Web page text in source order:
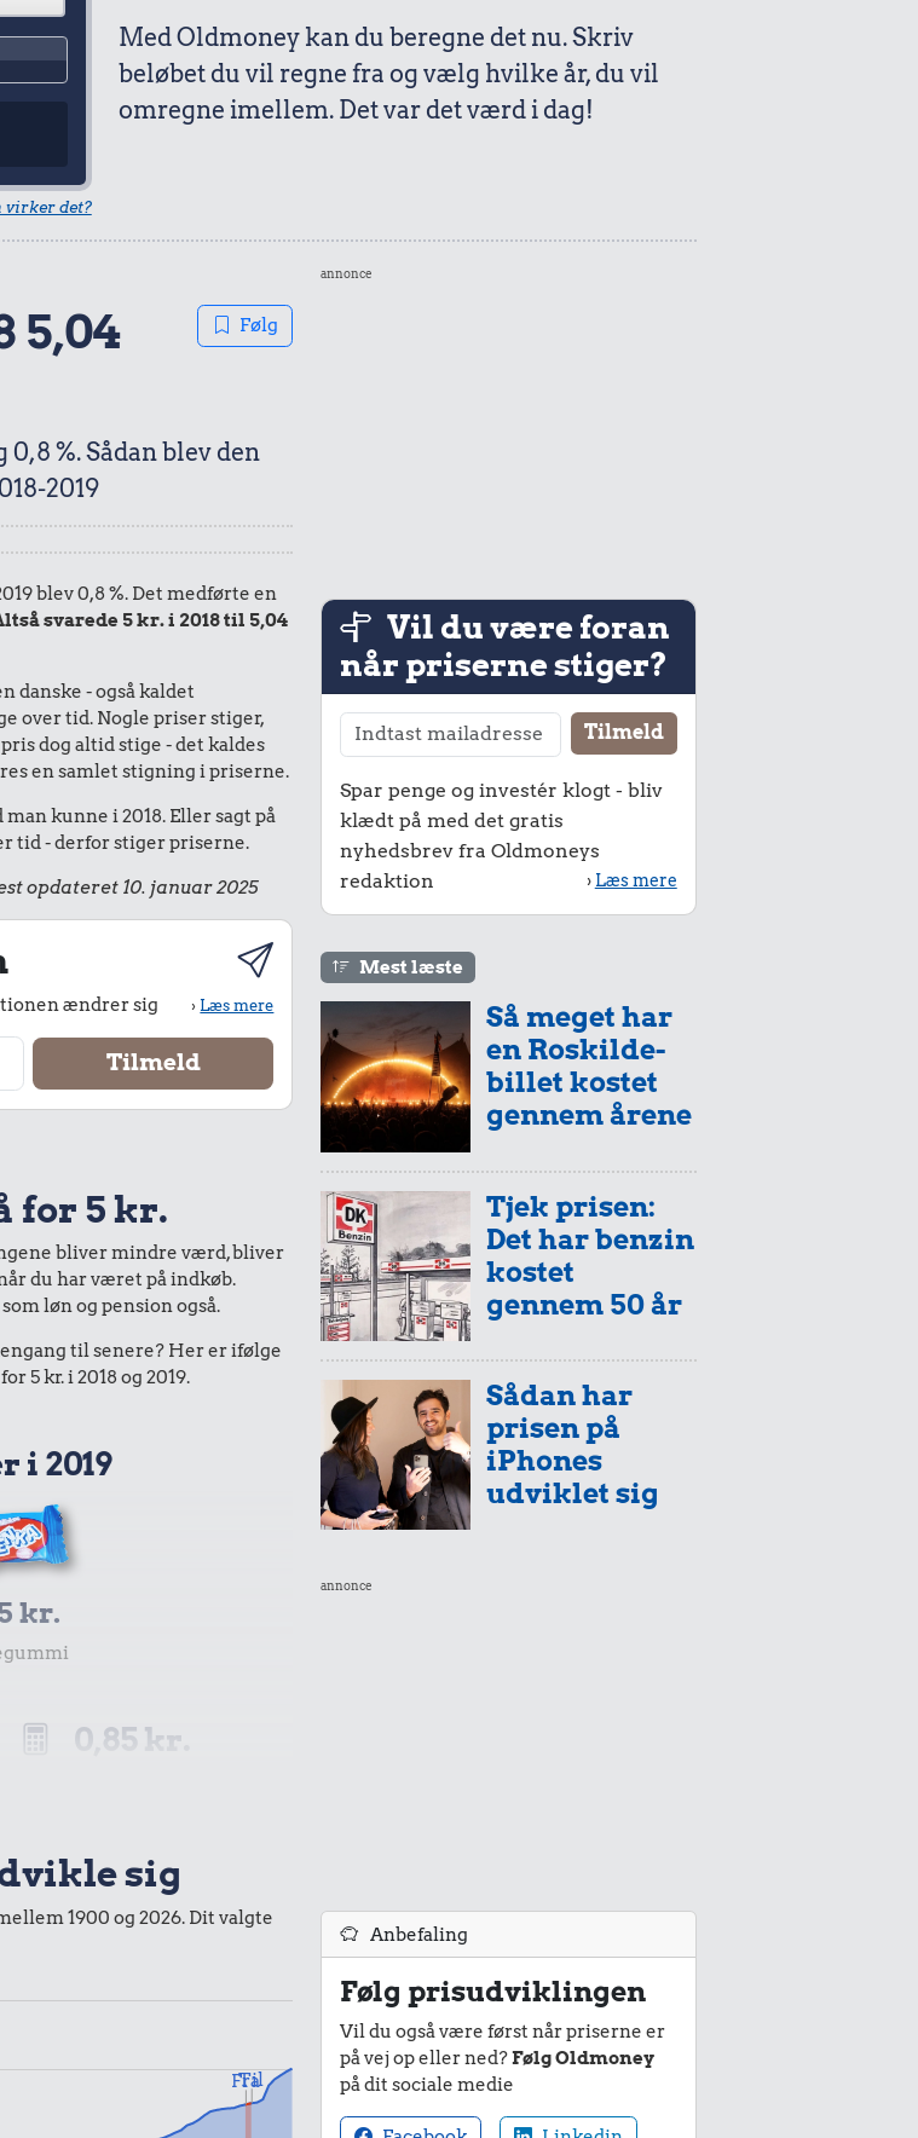
virker det?
Med Oldmoney kan du beregne det nu. Skriv
beløbet du vil regne fra og vælg hvilke år, du vil
omregne imellem. Det var det værd i dag!
5,04
Følg
%. Sådan blev den
2019
blev 0,8 %. Det medførte en
svarede 5 kr. i 2018 til 5,04
danske - også kaldet
over tid. Nogle priser stiger,
dog altid stige - det kaldes
en samlet stigning i priserne.
kunne i 2018. Eller sagt på
tid - derfor stiger priserne.
opdateret 10. januar 2025
ændrer sig ›Læs mere
for 5 kr.
bliver mindre værd, bliver
du har været på indkøb.
løn og pension også.
til senere? Her er ifølge
5 kr. i 2018 og 2019.
i 2019
kr.
0,85 kr.
fra Danmarks Statistik.
sig
1900 og 2026. Dit valgte
Fra
Til
annonce
Vil du være foran
når priserne stiger?
Spar penge og investér klogt - bliv
klædt på med det gratis
nyhedsbrev fra Oldmoneys
redaktion
› Læs mere
Mest læste
Så meget har
en Roskilde-
billet kostet
gennem årene
Tjek prisen:
Det har benzin
kostet
gennem 50 år
Sådan har
prisen på
iPhones
udviklet sig
annonce
Anbefaling
Følg prisudviklingen
Vil du også være først når priserne er
på vej op eller ned?Følg Oldmoney
på dit sociale medie